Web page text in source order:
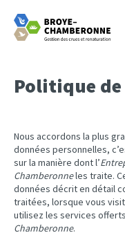
Politique
Nous accordons la plus
données personnelles,
sur la manière dont l’
Chamberonneles traite.
données décrit en détail
traitées, lorsque vous
utilisez les services offerts
Chamberonne.